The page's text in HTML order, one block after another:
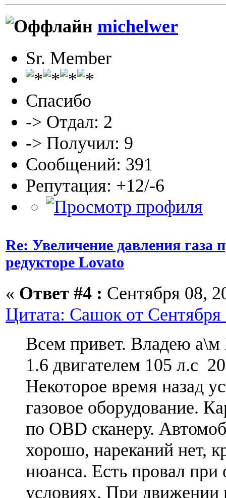
michelwer
Sr. Member
Спасибо
-> Отдал: 2
-> Получил: 9
Сообщений: 391
Репутация: +12/-6
Re: Увеличение давления газа
редукторе Lovato
« Ответ #4 : Сентября 08,
Цитата: Сашок от
Всем привет. Владею а\м
1.6 двигателем 105 л.с
Некоторое время назад
газовое оборудование.
по OBD сканеру.
хорошо, нареканий нет,
нюанса. Есть провал при
условиях. При движении